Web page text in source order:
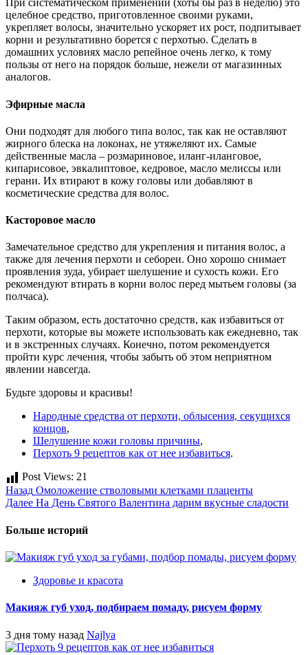
При систематическом применении (хоты бы раз в неделю) это
целебное средство, приготовленное своими руками,
укрепляет волосы, значительно ускоряет их рост, подпитывает
корни и результативно борется с перхотью. Сделать в
домашних условиях масло репейное очень легко, к тому
пользы от него на порядок больше, нежели от магазинных
аналогов.
Эфирные масла
Они подходят для любого типа волос, так как не оставляют
жирного блеска на локонах, не утяжеляют их. Самые
действенные масла – розмариновое, иланг-иланговое,
кипарисовое, эвкалиптовое, кедровое, масло мелиссы или
герани. Их втирают в кожу головы или добавляют в
косметические средства для волос.
Касторовое масло
Замечательное средство для укрепления и питания волос, а
также для лечения перхоти и себореи. Оно хорошо снимает
проявления зуда, убирает шелушение и сухость кожи. Его
рекомендуют втирать в корни волос перед мытьем головы (за
полчаса).
Таким образом, есть достаточно средств, как избавиться от
перхоти, которые вы можете использовать как ежедневно, так
и в экстренных случаях. Конечно, потом рекомендуется
пройти курс лечения, чтобы забыть об этом неприятном
явлении навсегда.
Будьте здоровы и красивы!
Народные средства от перхоти, облысения, секущихся
концов,
Шелушение кожи головы причины,
Перхоть 9 рецептов как от нее избавиться.
Post Views: 21
Post
navigation
Назад Омоложение стволовыми клетками плаценты
Далее На День Святого Валентина дарим вкусные сладости
Больше историй
Здоровье и красота
Макияж губ уход, подбираем помаду, рисуем форму
3 дня тому назад Najlya